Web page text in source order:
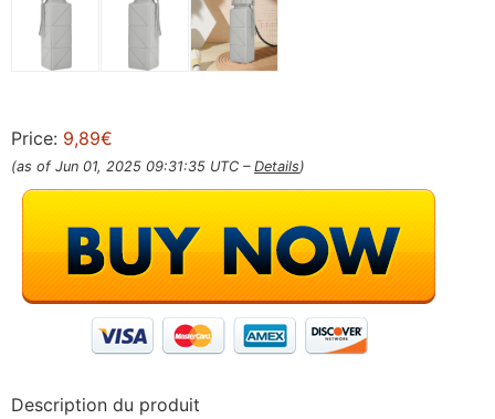
Price: 9,89€
(as of Jun 01, 2025 09:31:35 UTC – Details)
Description du produit